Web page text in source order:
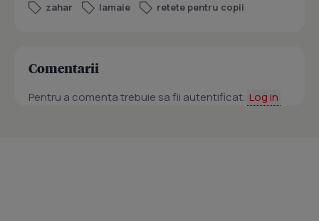
zahar
lamaie retete pentru copii
Comentarii
Pentru a comenta trebuie sa fii autentificat. Log in